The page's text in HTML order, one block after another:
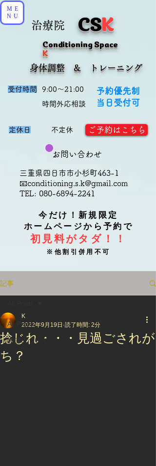
予約優先制
当日受付可
ご予約はこちら
受付時間
9:00～21:00
​時間外応相談
定休日 不定休
CSK
治療院
​身体調整 & トレーニング
Conditioning Space
K
今だけ！新規限定
ホームページから予約で
初見料がタダ！！
※他割引併用不可
お問い合わせ
三重県四日市市小杉町463-1
📧conditioning.s.k@gmail.com
TEL: 080-6894-2241
ME
NU
記事
All Posts
腰痛について
捻じれ・・・見過ごされが
ち？
K
2022年9月19日 読了時間: 2分